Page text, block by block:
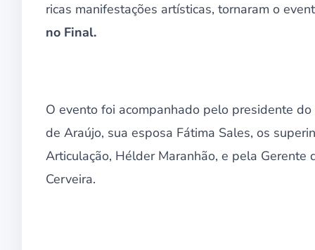
ricas manifestações artísticas, tornaram o
no Final.
O evento foi acompanhado pelo presidente do
de Araújo, sua esposa Fátima Sales, os
Articulação, Hélder Maranhão, e pela Gerente
Cerveira.